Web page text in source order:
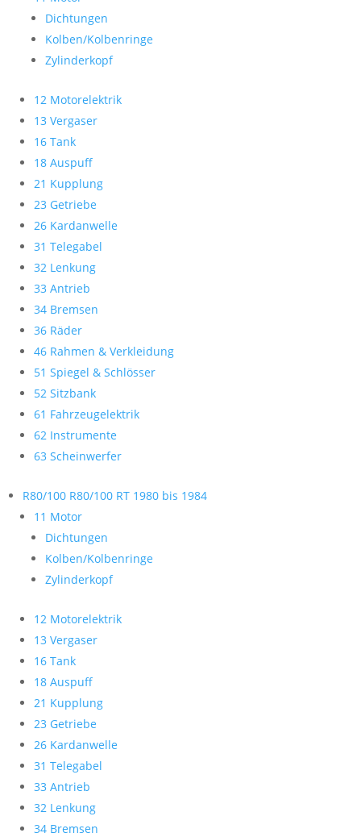
Dichtungen
Kolben/Kolbenringe
Zylinderkopf
12 Motorelektrik
13 Vergaser
16 Tank
18 Auspuff
21 Kupplung
23 Getriebe
26 Kardanwelle
31 Telegabel
32 Lenkung
33 Antrieb
34 Bremsen
36 Räder
46 Rahmen & Verkleidung
51 Spiegel & Schlösser
52 Sitzbank
61 Fahrzeugelektrik
62 Instrumente
63 Scheinwerfer
R80/100 R80/100 RT 1980 bis 1984
11 Motor
Dichtungen
Kolben/Kolbenringe
Zylinderkopf
12 Motorelektrik
13 Vergaser
16 Tank
18 Auspuff
21 Kupplung
23 Getriebe
26 Kardanwelle
31 Telegabel
33 Antrieb
32 Lenkung
34 Bremsen